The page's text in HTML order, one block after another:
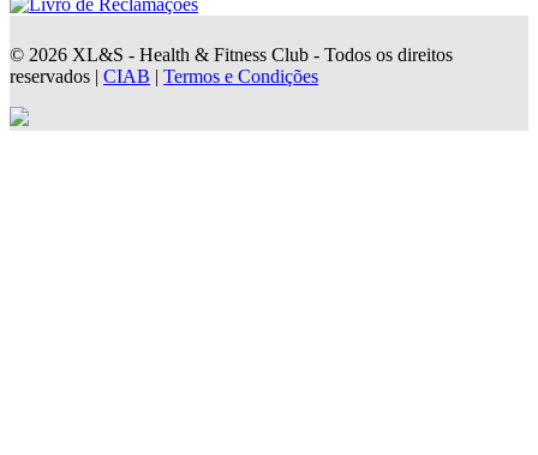
© 2026 XL&S - Health & Fitness Club - Todos os direitos
reservados | CIAB | Termos e Condições